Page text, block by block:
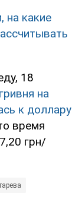
на какие
18
гривня на
к доллару
время
грн/